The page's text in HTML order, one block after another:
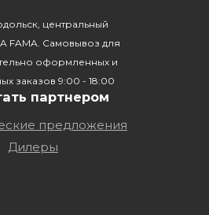
центральный
FAMA. Самовывоз для
оформленных и
заказов 9:00 - 18:00
партнером
предложения
Дилеры